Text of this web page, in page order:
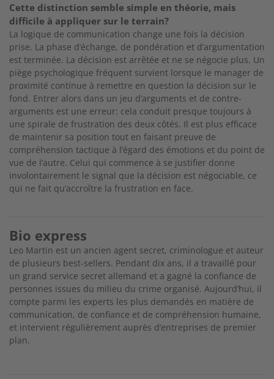
Cette distinction semble simple en théorie, mais
difficile à appliquer sur le terrain?
La logique de communication change une fois la décision
prise. La phase d’échange, de pondération et d’argumentation
est terminée. La décision est arrêtée et ne se négocie plus. Un
piège psychologique fréquent survient lorsque le manager de
proximité continue à remettre en question la décision sur le
fond. Entrer alors dans un jeu d’arguments et de contre-
arguments est une erreur: cela conduit presque toujours à
une spirale de frustration des deux côtés. Il est plus efficace
de maintenir sa position tout en faisant preuve de
compréhension tactique à l’égard des émotions et du point de
vue de l’autre. Celui qui commence à se justifier donne
involontairement le signal que la décision est négociable, ce
qui ne fait qu’accroître la frustration en face.
Bio express
Leo Martin est un ancien agent secret, criminologue et auteur
de plusieurs best-sellers. Pendant dix ans, il a travaillé pour
un grand service secret allemand et a gagné la confiance de
personnes issues du milieu du crime organisé. Aujourd’hui, il
compte parmi les experts les plus demandés en matière de
communication, de confiance et de compréhension humaine,
et intervient régulièrement auprès d’entreprises de premier
plan.